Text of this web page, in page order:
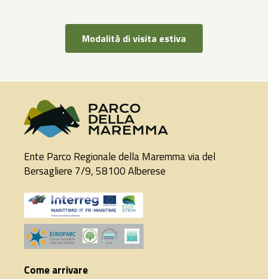
Modalità di visita estiva
Ente Parco Regionale della Maremma via del
Bersagliere 7/9, 58100 Alberese
Come arrivare